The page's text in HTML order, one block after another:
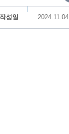
작성일 2024.11.04